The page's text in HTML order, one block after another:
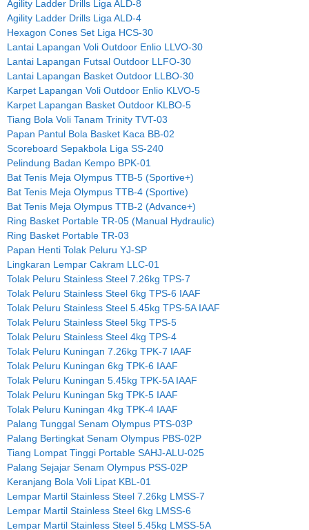
Agility Ladder Drills Liga ALD-8
Agility Ladder Drills Liga ALD-4
Hexagon Cones Set Liga HCS-30
Lantai Lapangan Voli Outdoor Enlio LLVO-30
Lantai Lapangan Futsal Outdoor LLFO-30
Lantai Lapangan Basket Outdoor LLBO-30
Karpet Lapangan Voli Outdoor Enlio KLVO-5
Karpet Lapangan Basket Outdoor KLBO-5
Tiang Bola Voli Tanam Trinity TVT-03
Papan Pantul Bola Basket Kaca BB-02
Scoreboard Sepakbola Liga SS-240
Pelindung Badan Kempo BPK-01
Bat Tenis Meja Olympus TTB-5 (Sportive+)
Bat Tenis Meja Olympus TTB-4 (Sportive)
Bat Tenis Meja Olympus TTB-2 (Advance+)
Ring Basket Portable TR-05 (Manual Hydraulic)
Ring Basket Portable TR-03
Papan Henti Tolak Peluru YJ-SP
Lingkaran Lempar Cakram LLC-01
Tolak Peluru Stainless Steel 7.26kg TPS-7
Tolak Peluru Stainless Steel 6kg TPS-6 IAAF
Tolak Peluru Stainless Steel 5.45kg TPS-5A IAAF
Tolak Peluru Stainless Steel 5kg TPS-5
Tolak Peluru Stainless Steel 4kg TPS-4
Tolak Peluru Kuningan 7.26kg TPK-7 IAAF
Tolak Peluru Kuningan 6kg TPK-6 IAAF
Tolak Peluru Kuningan 5.45kg TPK-5A IAAF
Tolak Peluru Kuningan 5kg TPK-5 IAAF
Tolak Peluru Kuningan 4kg TPK-4 IAAF
Palang Tunggal Senam Olympus PTS-03P
Palang Bertingkat Senam Olympus PBS-02P
Tiang Lompat Tinggi Portable SAHJ-ALU-025
Palang Sejajar Senam Olympus PSS-02P
Keranjang Bola Voli Lipat KBL-01
Lempar Martil Stainless Steel 7.26kg LMSS-7
Lempar Martil Stainless Steel 6kg LMSS-6
Lempar Martil Stainless Steel 5.45kg LMSS-5A